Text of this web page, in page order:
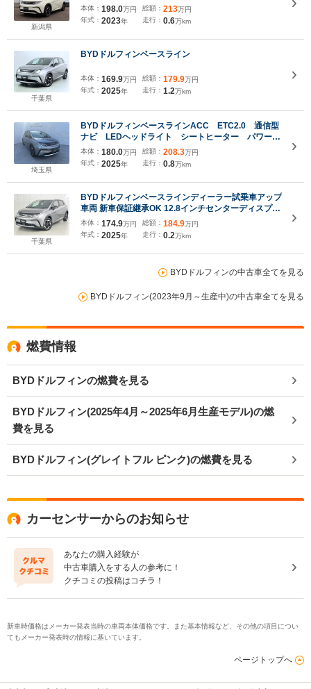
新潟県
本体： 198.0万円
年式： 2023年
総額： 213万円
走行： 0.6万km
千葉県
BYDドルフィンベースライン
本体： 169.9万円
年式： 2025年
総額： 179.9万円
走行： 1.2万km
埼玉県
BYDドルフィンベースラインACC ETC2.0 通信型
ナビ LEDヘッドライト シートヒーター パワーシ
ート 充電ケーブル
本体： 180.0万円
年式： 2025年
総額： 208.3万円
走行： 0.8万km
千葉県
BYDドルフィンベースラインディーラー試乗車アップ
車両 新車保証継承OK 12.8インチセンターディスプレ
イ 360°バックカメラ ビーガンレザーシート アダプテ
ィブクルーズコントロール シートヒーター&ステアリ
ングヒーター
本体： 174.9万円
年式： 2025年
総額： 184.9万円
走行： 0.2万km
BYDドルフィンの中古車全てを見る
BYDドルフィン(2023年9月～生産中)の中古車全てを見る
燃費情報
BYDドルフィンの燃費を見る
BYDドルフィン(2025年4月～2025年6月生産モデル)の燃
費を見る
BYDドルフィン(グレイトフル ピンク)の燃費を見る
カーセンサーからのお知らせ
あなたの購入経験が
中古車購入をする人の参考に！
クチコミの投稿はコチラ！
新車時価格はメーカー発表当時の車両本体価格です。また基本情報など、その他の項目につい
てもメーカー発表時の情報に基いています。
ページトップへ